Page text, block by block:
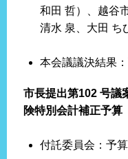
和田 哲）、越谷
清水 泉、大田 ち
本会議議決結果
市長提出第102 号議
険特別会計補正予算
付託委員会：予